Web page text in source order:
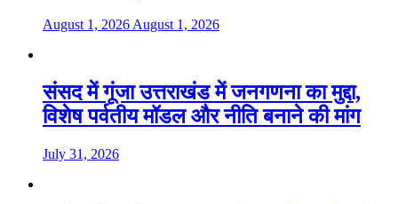
August 1, 2026 August 1, 2026
संसद में गूंजा उत्तराखंड में जनगणना का मुद्दा,
विशेष पर्वतीय मॉडल और नीति बनाने की मांग
July 31, 2026